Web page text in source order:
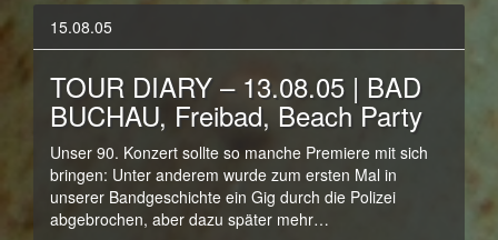
15.08.05
TOUR DIARY – 13.08.05 | BAD
BUCHAU, Freibad, Beach Party
Unser 90. Konzert sollte so manche Premiere mit sich
bringen: Unter anderem wurde zum ersten Mal in
unserer Bandgeschichte ein Gig durch die Polizei
abgebrochen, aber dazu später mehr…